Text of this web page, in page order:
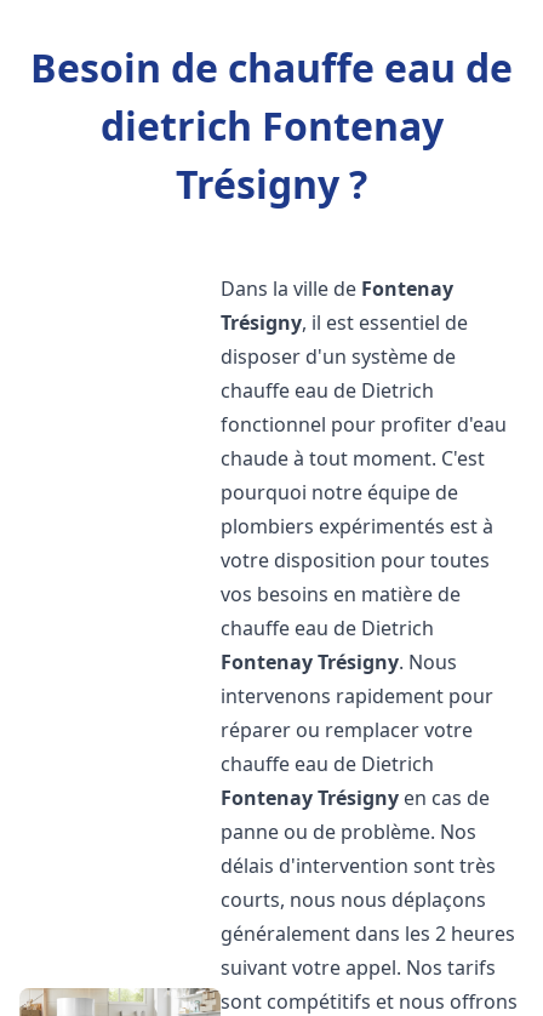
Besoin de chauffe eau de
dietrich Fontenay
Trésigny ?
Dans la ville de Fontenay
Trésigny, il est essentiel de
disposer d'un système de
chauffe eau de Dietrich
fonctionnel pour profiter d'eau
chaude à tout moment. C'est
pourquoi notre équipe de
plombiers expérimentés est à
votre disposition pour toutes
vos besoins en matière de
chauffe eau de Dietrich
Fontenay Trésigny. Nous
intervenons rapidement pour
réparer ou remplacer votre
chauffe eau de Dietrich
Fontenay Trésigny en cas de
panne ou de problème. Nos
délais d'intervention sont très
courts, nous nous déplaçons
généralement dans les 2 heures
suivant votre appel. Nos tarifs
sont compétitifs et nous offrons